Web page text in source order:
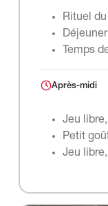
Rituel
Déjeuner
Temps
Après-midi
Jeu
Petit
Jeu